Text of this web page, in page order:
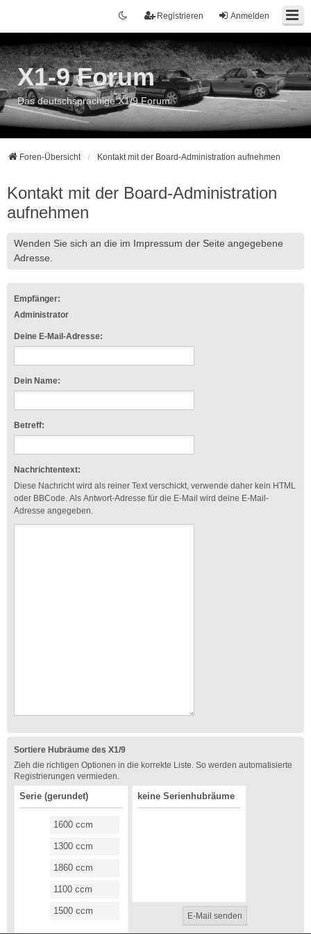
Anmelden
Registrieren
X1-9 Forum
Das deutschsprachige X1/9 Forum
Foren-Übersicht Kontakt mit der Board-Administration aufnehmen
Kontakt mit der Board-Administration
aufnehmen
Wenden Sie sich an die im Impressum der Seite angegebene
Adresse.
Empfänger:
Administrator
Deine E-Mail-Adresse:
Dein Name:
Betreff:
Nachrichtentext:
Diese Nachricht wird als reiner Text verschickt, verwende daher kein HTML
oder BBCode. Als Antwort-Adresse für die E-Mail wird deine E-Mail-
Adresse angegeben.
Sortiere Hubräume des X1/9
Zieh die richtigen Optionen in die korrekte Liste. So werden automatisierte
Registrierungen vermieden.
Serie (gerundet)
1600 ccm
1300 ccm
1860 ccm
1100 ccm
1500 ccm
keine Serienhubräume